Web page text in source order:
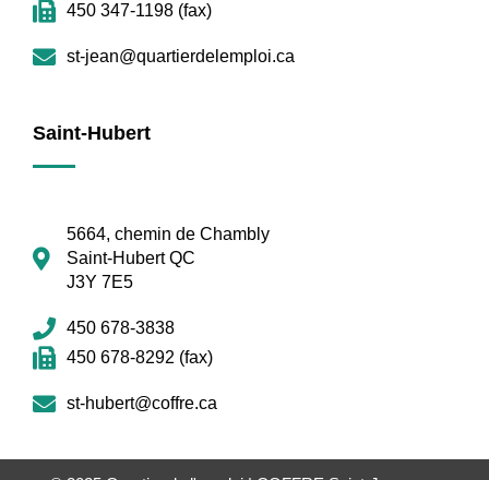
450 347-1198 (fax)
st-jean@quartierdelemploi.ca
Saint-Hubert
5664, chemin de Chambly
Saint-Hubert QC
J3Y 7E5
450 678-3838
450 678-8292 (fax)
st-hubert@coffre.ca